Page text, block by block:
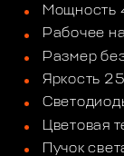
Мощность
Рабочее
Размер
Яркость
Цветовая
Пучок